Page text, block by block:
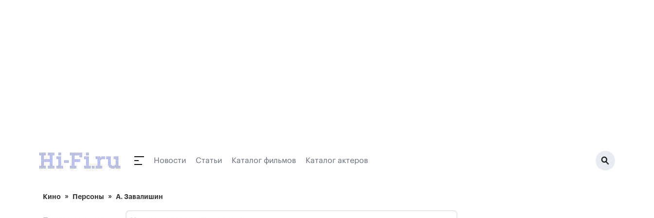
Новости Статьи Каталог фильмов Каталог актеров
Кино Персоны А. Завалишин